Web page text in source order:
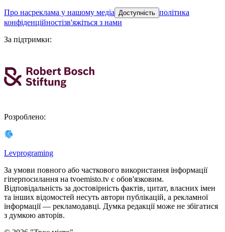
про насреклама у нашому медіа Доступність політика
конфіденційностізв'яжіться з нами
За підтримки:
Розроблено:
Levprograming
За умови повного або часткового використання iнформацiї
гіперпосилання на tvoemisto.tv є обов'язковим.
Відповідальність за достовірність фактів, цитат, власних імен
та інших відомостей несуть автори публікацій, а рекламної
інформації — рекламодавці. Думка редакцiї може не збiгатися
з думкою авторiв.